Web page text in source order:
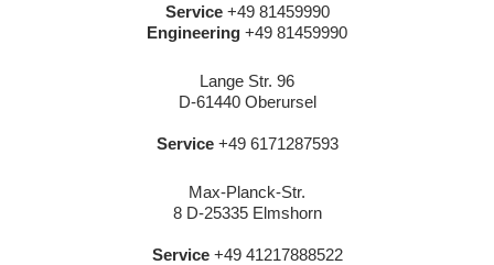
Service +49 81459990
Engineering +49 81459990
Lange Str. 96
D-61440 Oberursel
Service +49 6171287593
Max-Planck-Str.
8 D-25335 Elmshorn
Service +49 41217888522